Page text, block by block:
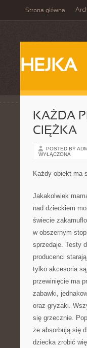
Strona główna
HEJKA
KAŻDA
CIĘŻKA
POSTED BY
WYŁĄCZONA
Każdy obiekt ma
Jakakolwiek
nad dzieckiem
świecie
w obszernym
sprzedaje. Testy
producenci
tylko akcesoria
przewinięcie ma
zabawki,
oraz gryzaki.
się grzecznie.
że absorbują się
dziecka zrobić